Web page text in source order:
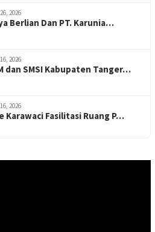
2026
Berlian Dan PT. Karunia…
2026
dan SMSI Kabupaten Tanger…
2026
Karawaci Fasilitasi Ruang P…